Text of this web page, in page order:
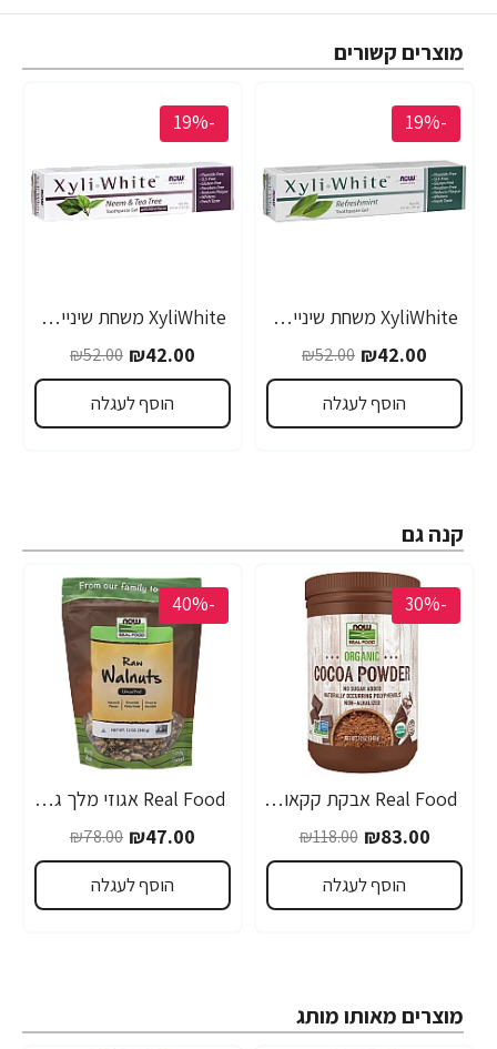
מוצרים קשורים
-19%
XyliWhite משחת שיניים מלבינה טבעית צמחונית ללא פלואוריד 181 גרם - מבית NOW FOODS
₪42.00
₪52.00
הוסף לעגלה
-19%
XyliWhite משחת שיניים טבעית צמחונית עם נים עץ התה 181 גרם - מבית NOW FOODS
₪42.00
₪52.00
הוסף לעגלה
קנה גם
-30%
Real Food אבקת קקאו אורגנית - 340 גרם - מבית NOW FOODS
₪83.00
₪118.00
הוסף לעגלה
-40%
Real Food אגוזי מלך גולמיים לא מומלחים 340 גרם - מבית NOW FOODS
₪47.00
₪78.00
הוסף לעגלה
מוצרים מאותו מותג